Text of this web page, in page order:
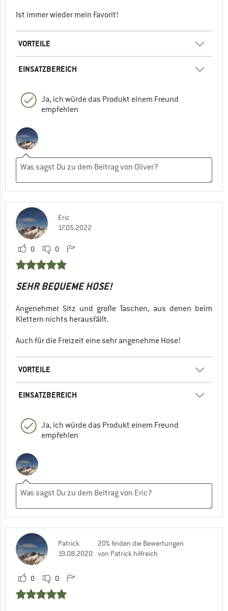
Ist immer wieder mein Favorit!
VORTEILE
EINSATZBEREICH
Ja, ich würde das Produkt einem Freund
empfehlen
Eric
17.05.2022
0 0
SEHR BEQUEME HOSE!
Angenehmer Sitz und große Taschen, aus denen beim
Klettern nichts herausfällt.
Auch für die Freizeit eine sehr angenehme Hose!
VORTEILE
EINSATZBEREICH
Ja, ich würde das Produkt einem Freund
empfehlen
Patrick
19.08.2020
20% finden die Bewertungen
von Patrick hilfreich
0 0